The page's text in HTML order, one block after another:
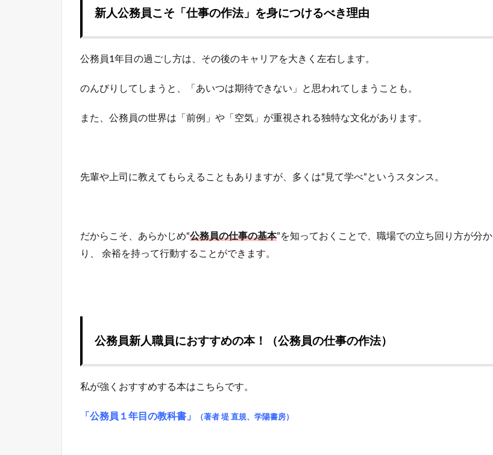
新人公務員こそ「仕事の作法」を身につけるべき理由
公務員1年目の過ごし方は、その後のキャリアを大きく左右します。
のんびりしてしまうと、「あいつは期待できない」と思われてしまうことも。
また、公務員の世界は「前例」や「空気」が重視される独特な文化があります。
先輩や上司に教えてもらえることもありますが、多くは”見て学べ”というスタンス。
だからこそ、あらかじめ“公務員の仕事の基本”を知っておくことで、職場での立ち回り方が分か
り、 余裕を持って行動することができます。
公務員新人職員におすすめの本！（公務員の仕事の作法）
私が強くおすすめする本はこちらです。
「公務員１年目の教科書 」 （著者 堤 直規、学陽書房）